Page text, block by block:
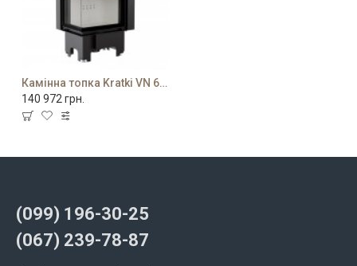
Камінна топка Kratki VN 610/430 ліва BS з гільйотиною
140 972 грн.
(099) 196-30-25
(067) 239-78-87